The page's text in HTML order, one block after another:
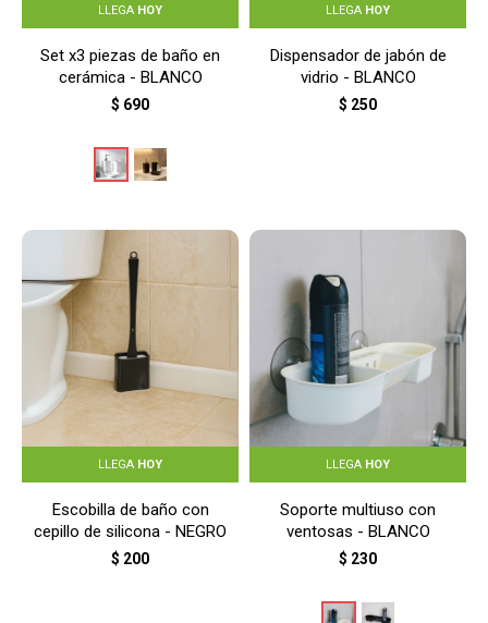
LLEGA HOY
Set x3 piezas de baño en
cerámica - BLANCO
$ 690
LLEGA HOY
Dispensador de jabón de
vidrio - BLANCO
$ 250
LLEGA HOY
Escobilla de baño con
cepillo de silicona - NEGRO
$ 200
LLEGA HOY
Soporte multiuso con
ventosas - BLANCO
$ 230